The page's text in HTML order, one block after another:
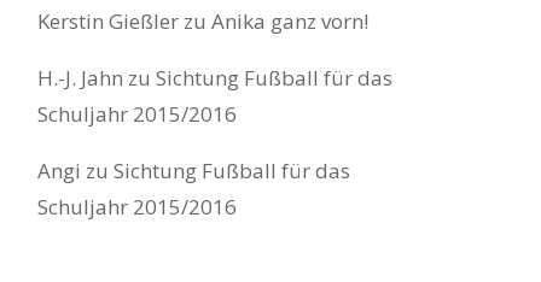
Kerstin Gießler zuAnika ganz vorn!
H.-J. Jahn zuSichtung Fußball für das
Schuljahr 2015/2016
Angi zuSichtung Fußball für das
Schuljahr 2015/2016